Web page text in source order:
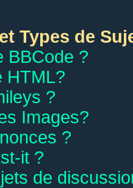
Types de
BBCode ?
HTML?
?
Images?
?
it ?
de